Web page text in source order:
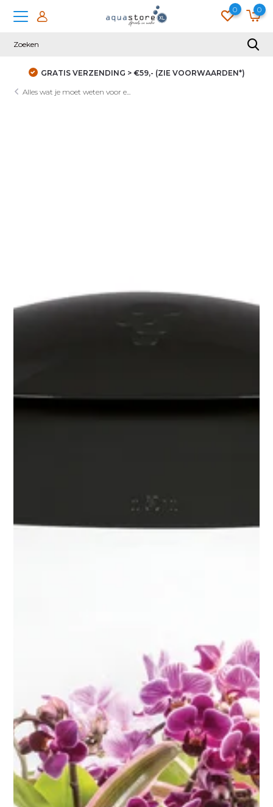
0 0
(ZIE VOORWAARDEN*) DUIZENDEN KLANTEN
Alles wat je moet weten voor e...